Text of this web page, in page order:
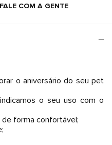
FALE COM A GENTE
o aniversário do seu pet
o seu uso com o
forma confortável;